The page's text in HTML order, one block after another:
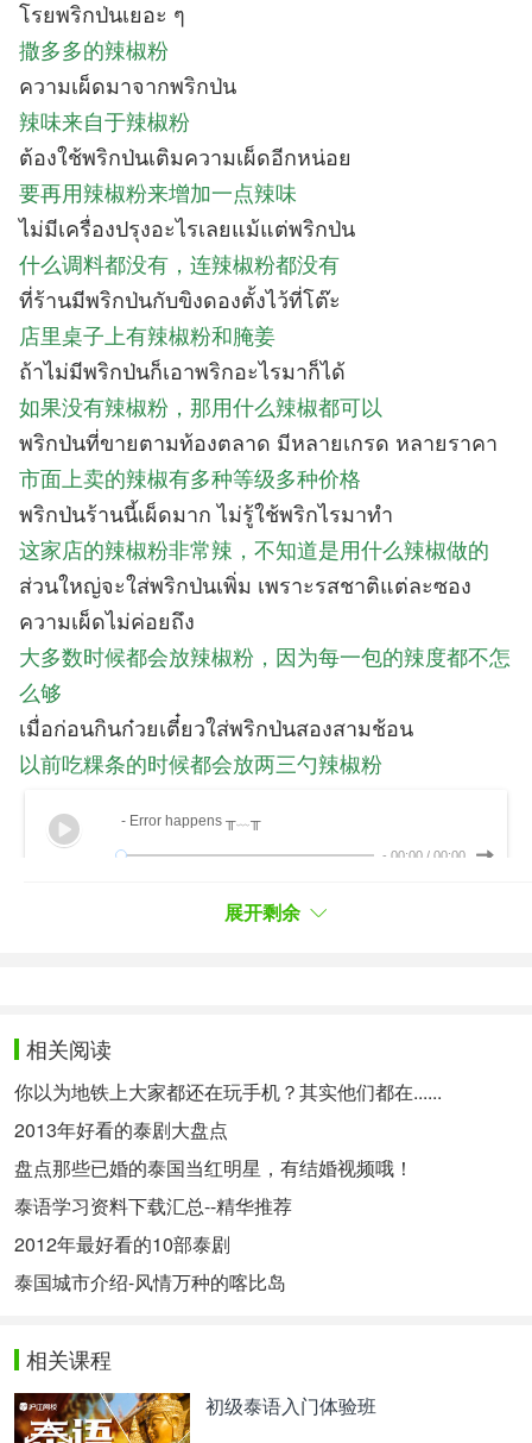
โรยพริกป่นเยอะ ๆ
撒多多的辣椒粉
ความเผ็ดมาจากพริกป่น
辣味来自于辣椒粉
ต้องใช้พริกป่นเติมความเผ็ดอีกหน่อย
要再用辣椒粉来增加一点辣味
ไม่มีเครื่องปรุงอะไรเลยแม้แต่พริกป่น
什么调料都没有，连辣椒粉都没有
ที่ร้านมีพริกป่นกับขิงดองตั้งไว้ที่โต๊ะ
店里桌子上有辣椒粉和腌姜
ถ้าไม่มีพริกป่นก็เอาพริกอะไรมาก็ได้
如果没有辣椒粉，那用什么辣椒都可以
พริกป่นที่ขายตามท้องตลาด มีหลายเกรด หลายราคา
市面上卖的辣椒有多种等级多种价格
พริกป่นร้านนี้เผ็ดมาก ไม่รู้ใช้พริกไรมาทำ
这家店的辣椒粉非常辣，不知道是用什么辣椒做的
ส่วนใหญ่จะใส่พริกป่นเพิ่ม เพราะรสชาติแต่ละซอง
ความเผ็ดไม่ค่อยถึง
大多数时候都会放辣椒粉，因为每一包的辣度都不怎
么够
เมื่อก่อนกินก๋วยเตี๋ยวใส่พริกป่นสองสามช้อน
以前吃粿条的时候都会放两三勺辣椒粉
- Error happens ╥﹏╥
- 00:00 / 00:00
道ไม่ค่อย
发音声调分析：
พริกป่น 是由以下几个部分组成的：
พร
-ิ โ-ะ +น
พริกป่น [พริก-ป่น] 有2个音节：พริก、ป่น。
พริก复合辅音(低) + 短元音 + 浊尾音→ 第4调
ป่น中辅音 + 短元音 + 清尾音 + 第2调→ 第2调
音频示范：
- Error happens ╥﹏╥
展开剩余
相关阅读
你以为地铁上大家都还在玩手机？其实他们都在......
2013年好看的泰剧大盘点
盘点那些已婚的泰国当红明星，有结婚视频哦！
泰语学习资料下载汇总--精华推荐
2012年最好看的10部泰剧
泰国城市介绍-风情万种的喀比岛
相关课程
初级泰语入门体验班